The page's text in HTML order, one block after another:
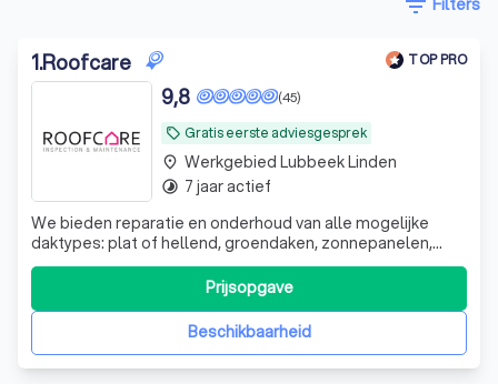
filter_list Filters
1.Roofcare TOP PRO
local_offer Gratis eerste adviesgesprek
(45)
9,8
We bieden reparatie en onderhoud van alle mogelijke
daktypes: plat of hellend, groendaken, zonnepanelen,
geballaste daken en terrassen in elk type dakbedekking :
roofing, PVC, EPDM, zink, asbest leien, dakpannen,
sandwich panelen! RoofCare biedt u een periodieke
onderhoud van alle mogelijke daktype
Beschikbaarheid
Prijsopgave
place Werkgebied Lubbeek Linden
timelapse 7 jaar actief